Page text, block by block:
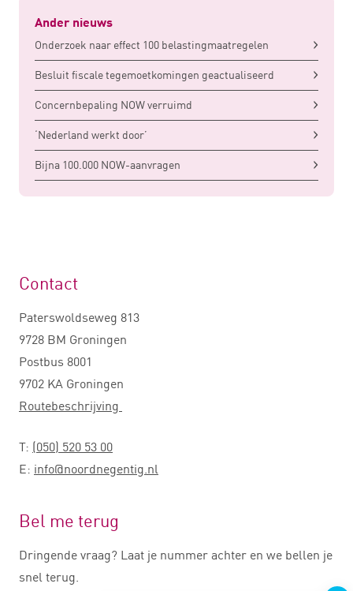
Ander nieuws
Onderzoek naar effect 100 belastingmaatregelen
Besluit fiscale tegemoetkomingen geactualiseerd
Concernbepaling NOW verruimd
‘Nederland werkt door’
Bijna 100.000 NOW-aanvragen
Contact
Paterswoldseweg 813
9728 BM Groningen
Postbus 8001
9702 KA Groningen
Routebeschrijving
T: (050) 520 53 00
E: info@noordnegentig.nl
Bel me terug
Dringende vraag? Laat je nummer achter en we bellen je
snel terug.